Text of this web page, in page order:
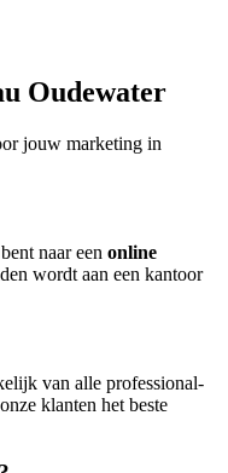
Oudewater
jouw marketing in
naar een online
wordt aan een kantoor
van alle professional-
klanten het beste